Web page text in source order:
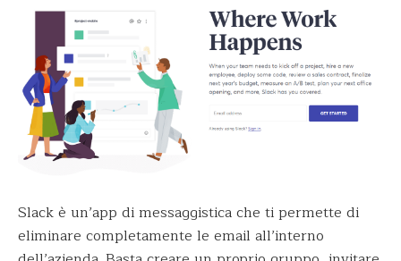
Slack è un’app di messaggistica che ti permette di
eliminare completamente le email all’interno